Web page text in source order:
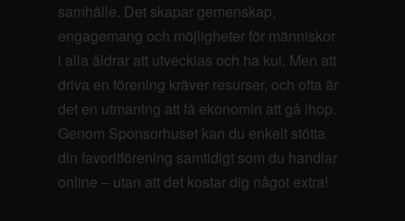
samhälle. Det skapar gemenskap,
engagemang och möjligheter för människor
i alla åldrar att utvecklas och ha kul. Men att
driva en förening kräver resurser, och ofta är
det en utmaning att få ekonomin att gå ihop.
Genom Sponsorhuset kan du enkelt stötta
din favoritförening samtidigt som du handlar
online – utan att det kostar dig något extra!